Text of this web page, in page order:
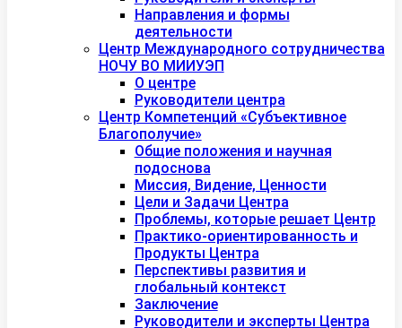
Направления и формы
деятельности
Центр Международного сотрудничества
НОЧУ ВО МИИУЭП
О центре
Руководители центра
Центр Компетенций «Субъективное
Благополучие»
Общие положения и научная
подоснова
Миссия, Видение, Ценности
Цели и Задачи Центра
Проблемы, которые решает Центр
Практико-ориентированность и
Продукты Центра
Перспективы развития и
глобальный контекст
Заключение
Руководители и эксперты Центра